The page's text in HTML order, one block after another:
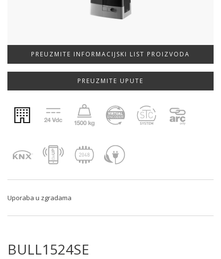
PREUZMITE INFORMACIJSKI LIST PROIZVODA
PREUZMITE UPUTE
Uporaba u zgradama
BULL1524SE